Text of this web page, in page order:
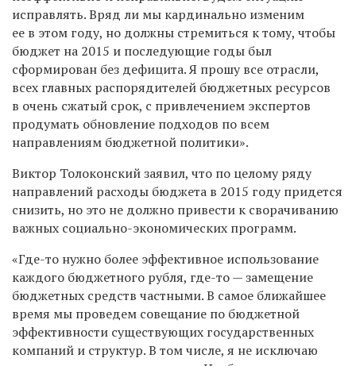
исправлять. Вряд ли мы кардинально изменим
ее в этом году, но должны стремиться к тому, чтобы
бюджет на 2015 и последующие годы был
сформирован без дефицита. Я прошу все отрасли,
всех главных распорядителей бюджетных ресурсов
в очень сжатый срок, с привлечением экспертов
продумать обновление подходов по всем
направлениям бюджетной политики».
Виктор Толоконский заявил, что по целому ряду
направлений расходы бюджета в 2015 году придется
снизить, но это не должно привести к сворачиванию
важных социально-экономических программ.
«Где-то нужно более эффективное использование
каждого бюджетного рубля, где-то — замещение
бюджетных средств частными. В самое ближайшее
время мы проведем совещание по бюджетной
эффективности существующих государственных
компаний и структур. В том числе, я не исключаю